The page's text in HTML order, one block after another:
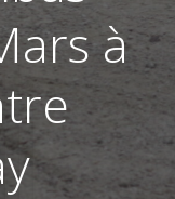
à